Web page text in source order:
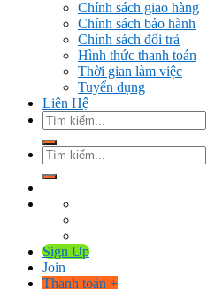
Chính sách giao hàng
Chính sách bảo hành
Chính sách đổi trả
Hình thức thanh toán
Thời gian làm việc
Tuyển dụng
Liên Hệ
Tìm
kiếm:
Tìm
kiếm:
Sign Up
Join
Thanh toán +